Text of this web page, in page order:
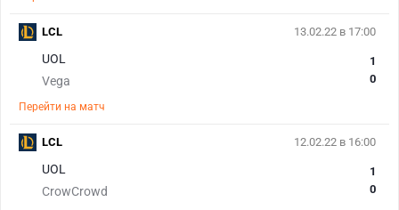
13.02.22 в 17:00
UOL
Vega
1
0
Перейти на матч
LCL
12.02.22 в 16:00
UOL
CrowCrowd
1
0
LCL